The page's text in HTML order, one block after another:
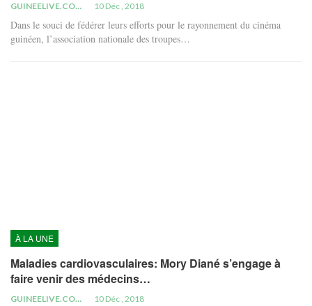
GUINEELIVE.COM 10 Déc , 2018
Dans le souci de fédérer leurs efforts pour le rayonnement du cinéma
guinéen, l’association nationale des troupes…
À LA UNE
Maladies cardiovasculaires: Mory Diané s’engage à
faire venir des médecins…
GUINEELIVE.COM 10 Déc , 2018